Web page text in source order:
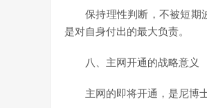
保持理性判断，不被短期
是对自身付出的最大负责。
八、主网开通的战略意义
主网的即将开通，是尼博